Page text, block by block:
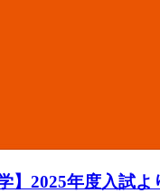
】2025年度入試